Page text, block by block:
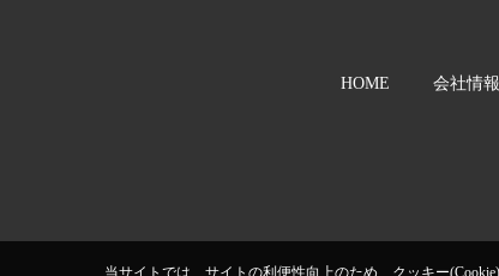
当サイトでは、サイトの利便性向上のため、クッキー
HOME 会社情報